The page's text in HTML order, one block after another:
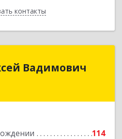
контакты
Назад
Вадимович
114
Вадимович